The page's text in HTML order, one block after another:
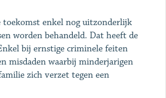
toekomst enkel nog uitzonderlijk
worden behandeld. Dat heeft de
bij ernstige criminele feiten
misdaden waarbij minderjarigen
zich verzet tegen een